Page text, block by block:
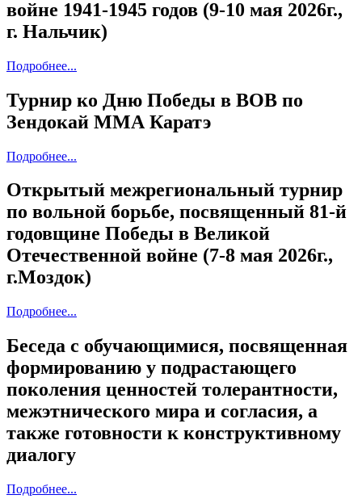
войне 1941-1945 годов (9-10 мая 2026г.,
г. Нальчик)
Подробнее...
Турнир ко Дню Победы в ВОВ по
Зендокай ММА Каратэ
Подробнее...
Открытый межрегиональный турнир
по вольной борьбе, посвященный 81-й
годовщине Победы в Великой
Отечественной войне (7-8 мая 2026г.,
г.Моздок)
Подробнее...
Беседа с обучающимися, посвященная
формированию у подрастающего
поколения ценностей толерантности,
межэтнического мира и согласия, а
также готовности к конструктивному
диалогу
Подробнее...